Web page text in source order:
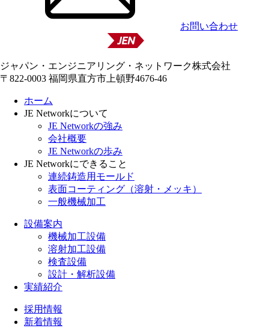
お問い合わせ
ジャパン・エンジニアリング・ネットワーク株式会社
〒822-0003 福岡県直方市上頓野4676-46
ホーム
JE Networkについて
JE Networkの強み
会社概要
JE Networkの歩み
JE Networkにできること
連続鋳造用モールド
表面コーティング （溶射・メッキ）
一般機械加工
設備案内
機械加工設備
溶射加工設備
検査設備
設計・解析設備
実績紹介
採用情報
新着情報